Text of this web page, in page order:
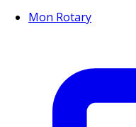
Mon Rotary